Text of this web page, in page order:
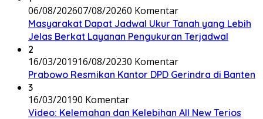
06/08/202607/08/20260 Komentar
Masyarakat Dapat Jadwal Ukur Tanah yang Lebih
Jelas Berkat Layanan Pengukuran Terjadwal
2
16/03/201916/08/20230 Komentar
Prabowo Resmikan Kantor DPD Gerindra di Banten
3
16/03/20190 Komentar
Video: Kelemahan dan Kelebihan All New Terios